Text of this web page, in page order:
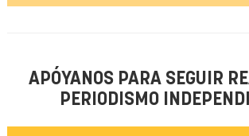
APÓYANOS PARA SEGUIR
PERIODISMO